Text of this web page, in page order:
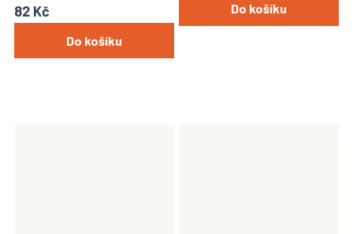
82 Kč
Do košíku
kusů o rozměrech
4,5x16x19,5cm.
Do košíku